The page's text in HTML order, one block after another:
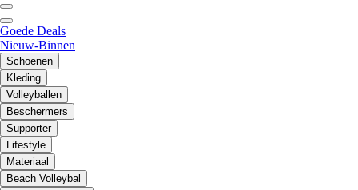
Goede Deals
Nieuw-Binnen
Schoenen
Kleding
Volleyballen
Beschermers
Supporter
Lifestyle
Materiaal
Beach Volleybal